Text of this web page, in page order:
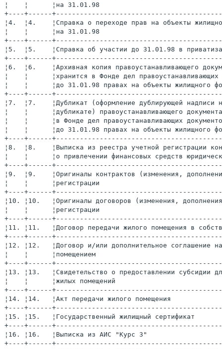
¦    ¦      ¦на 31.01.98
+----+------
¦4.  ¦4.    ¦Справка о переходе прав на объекты
¦    ¦      ¦на 31.01.98
+----+------
¦5.  ¦5.    ¦Справка об участии до 31.01.98 в
+----+------
¦6.  ¦6.    ¦Архивная копия правоустанавливающего
¦    ¦      ¦хранится в Фонде дел
¦    ¦      ¦до 31.01.98 правах на объекты
+----+------
¦7.  ¦7.    ¦Дубликат (оформление дублирующей надписи
¦    ¦      ¦дубликате) правоустанавливающего
¦    ¦      ¦в Фонде дел правоустанавливающих
¦    ¦      ¦до 31.01.98 правах на объекты
+----+------
¦8.  ¦8.    ¦Выписка из реестра учетной
¦    ¦      ¦о привлечении финансовых средств
+----+------
¦9.  ¦9.    ¦Оригиналы контрактов (изменения,
¦    ¦      ¦регистрации
+----+------
¦10. ¦10.   ¦Оригиналы договоров (изменения,
¦    ¦      ¦регистрации
+----+------
¦11. ¦11.   ¦Договор передачи жилого помещения в
+----+------
¦12. ¦12.   ¦Договор и/или дополнительное
¦    ¦      ¦помещением
+----+------
¦13. ¦13.   ¦Свидетельство о предоставлении субсидии
¦    ¦      ¦жилых помещений
+----+------
¦14. ¦14.   ¦Акт передачи жилого помещения
+----+------
¦15. ¦15.   ¦Государственный жилищный
+----+------
¦16. ¦16.   ¦Выписка из АИС "Курс 3"
+----+------